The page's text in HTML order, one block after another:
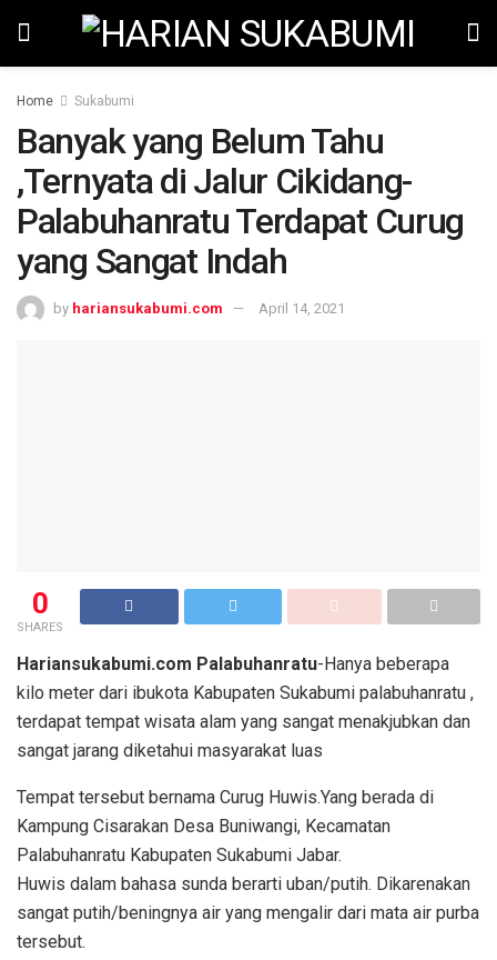
Home Sukabumi
Banyak yang Belum Tahu
,Ternyata di Jalur Cikidang-
Palabuhanratu Terdapat Curug
yang Sangat Indah
by hariansukabumi.com April 14, 2021
0
SHARES
Hariansukabumi.com Palabuhanratu-Hanya beberapa
kilo meter dari ibukota Kabupaten Sukabumi palabuhanratu ,
terdapat tempat wisata alam yang sangat menakjubkan dan
sangat jarang diketahui masyarakat luas
Tempat tersebut bernama Curug Huwis.Yang berada di
Kampung Cisarakan Desa Buniwangi, Kecamatan
Palabuhanratu Kabupaten Sukabumi Jabar.
Huwis dalam bahasa sunda berarti uban/putih. Dikarenakan
sangat putih/beningnya air yang mengalir dari mata air purba
tersebut.